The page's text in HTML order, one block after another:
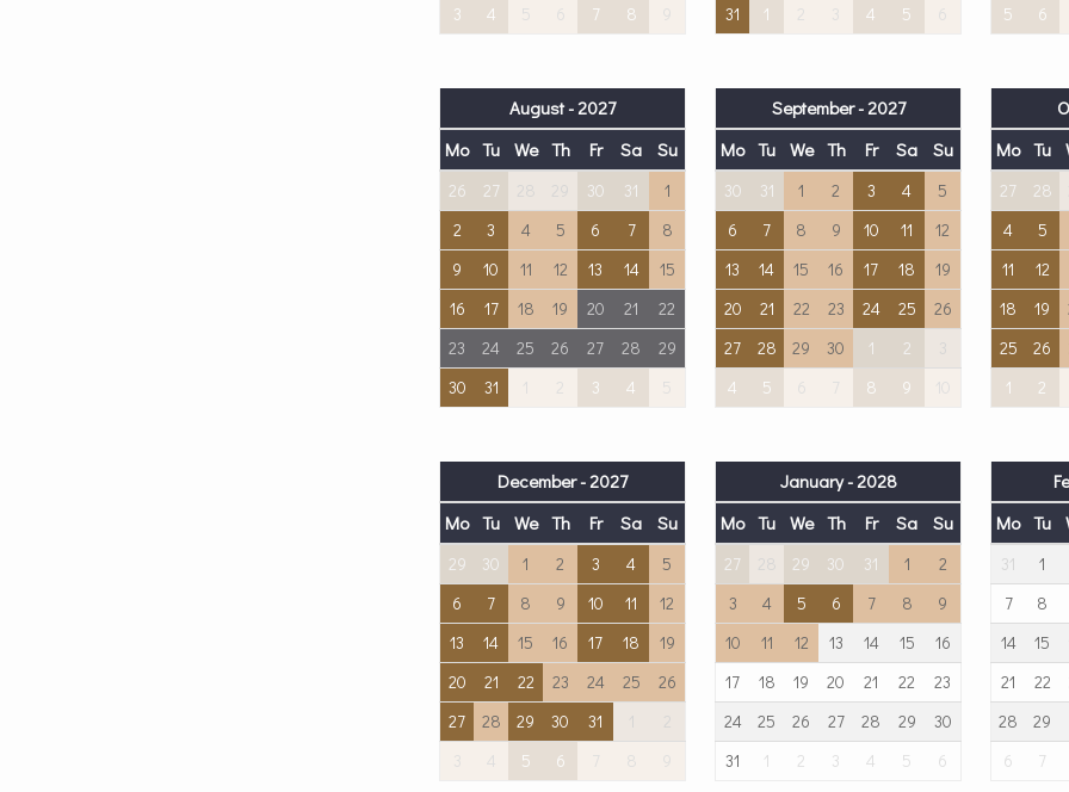
3
4 5 7 8
31
1 4 5
5
6
August - 2027
Mo Tu We Th Fr Sa Su
26 27 28 30 31
1
2
3 4 5 6 7
8
9
10 11 12 13 14
15
16
17 18 19 20 21
22
23
24 25 26 27 28
29
30
31 1 3 4 5
September - 2027
Mo Tu We Th Fr Sa Su
30 31 1 2 3 4
5
6
7 8 9 10 11
12
13
14 15 16 17 18
19
20
21 22 23 24 25
26
27
28 29 30 1 2
4
5 8 9 10
Mo Tu
27 28
4
5
11
12
18
19
25
26
1
2
December - 2027
Mo Tu We Th Fr Sa Su
29 30 1 2 3 4
5
6
7 8 9 10 11
12
13
14 15 16 17 18
19
20
21 22 23 24 25
26
27
28 29 30 31 1
4 5 6 8
January - 2028
Mo Tu We Th Fr Sa Su
27 28 29 30 31 1
2
3
4 5 6 7 8
9
10
11 12 13 14 15
16
17
18 19 20 21 22
23
24
25 26 27 28 29
30
31
1 2 3 4 5 6
Mo Tu
31 1
7
8
14
15
21
22
28
29
6
7